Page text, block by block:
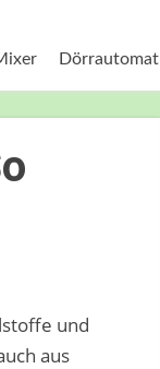
Dörrautomat
und
aus